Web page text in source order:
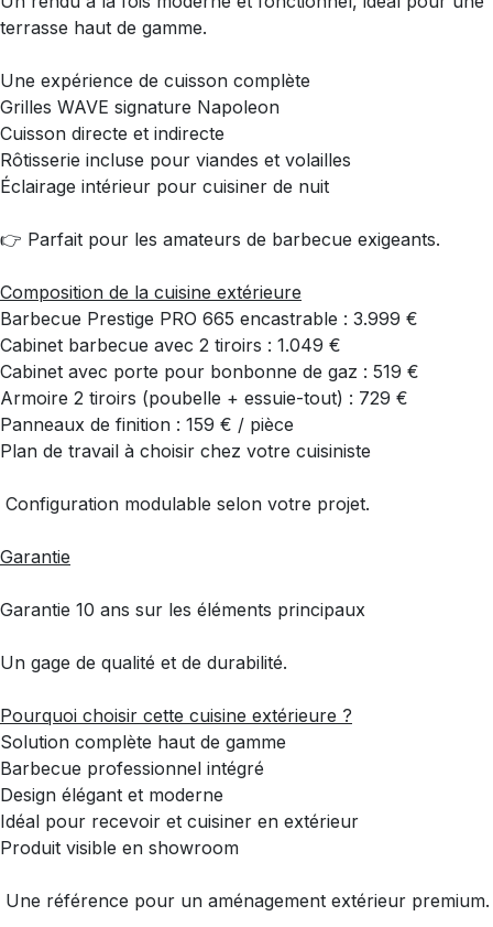
terrasse haut de gamme.
Une expérience de cuisson complète
Grilles WAVE signature Napoleon
Cuisson directe et indirecte
Rôtisserie incluse pour viandes et volailles
Éclairage intérieur pour cuisiner de nuit
👉 Parfait pour les amateurs de barbecue exigeants.
Composition de la cuisine extérieure
Barbecue Prestige PRO 665 encastrable : 3.999 €
Cabinet barbecue avec 2 tiroirs : 1.049 €
Cabinet avec porte pour bonbonne de gaz : 519 €
Armoire 2 tiroirs (poubelle + essuie-tout) : 729 €
Panneaux de finition : 159 € / pièce
Plan de travail à choisir chez votre cuisiniste
Configuration modulable selon votre projet.
Garantie
Garantie 10 ans sur les éléments principaux
Un gage de qualité et de durabilité.
Pourquoi choisir cette cuisine extérieure ?
Solution complète haut de gamme
Barbecue professionnel intégré
Design élégant et moderne
Idéal pour recevoir et cuisiner en extérieur
Produit visible en showroom
Une référence pour un aménagement extérieur premium.